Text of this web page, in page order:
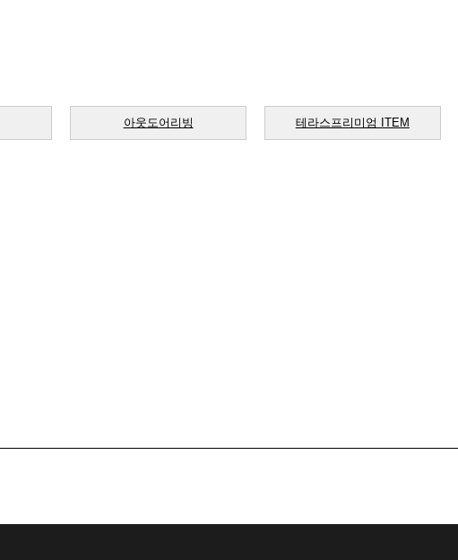
아웃도어리빙 테라스프리미엄 ITEM